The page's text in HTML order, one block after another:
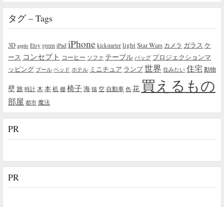
タグ – Tags
3D apple Etsy green iPad iPhone kickstarter lightStar Wars カメラ ガラス ケ
ース コンセプト コーヒー ソファ テーブル バッグ プロジェクションマ
ッピング プール ベッド ホテル ミニチュア ランプ世界 住みたい 住宅 動物
壁旅 時計 木 本机 棚 椅子海 猫 空 自動車 色 花 買えるもの
部屋 都市 魔法
PR
PR